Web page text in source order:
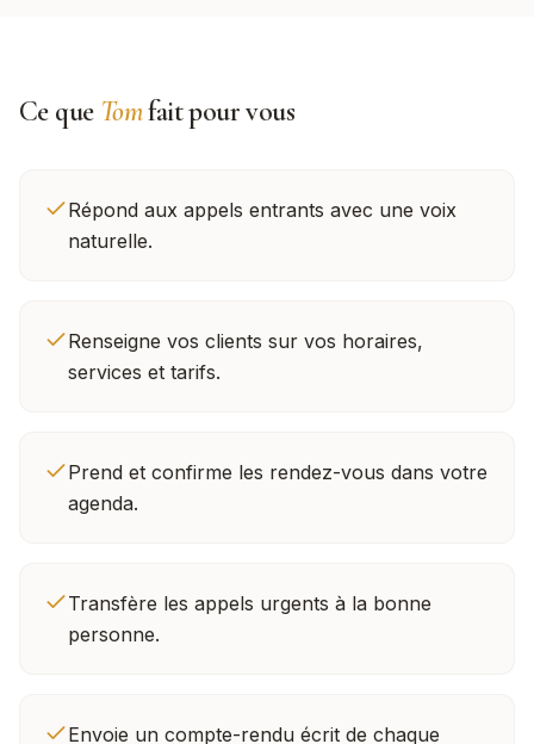
Ce que Tomfait pour vous
Répond aux appels entrants avec une voix
naturelle.
Renseigne vos clients sur vos horaires,
services et tarifs.
Prend et confirme les rendez-vous dans votre
agenda.
Transfère les appels urgents à la bonne
personne.
Envoie un compte-rendu écrit de chaque